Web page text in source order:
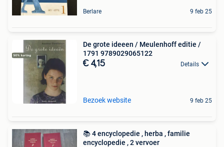
Berlare 9 feb 25
De grote ideeen / Meulenhoff editie /
1791 9789029065122
€ 4,15 Details
Bezoek website 9 feb 25
📚 4 encyclopedie , herba , familie
encyclopedie , 2 vervoer